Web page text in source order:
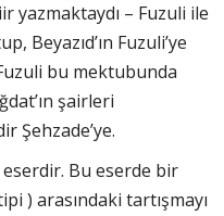
yazmaktaydı – Fuzuli ile
Beyazıd’ın Fuzuli’ye
bu mektubunda
şairleri
Şehzade’ye.
Bu eserde bir
) arasındaki tartışmayı